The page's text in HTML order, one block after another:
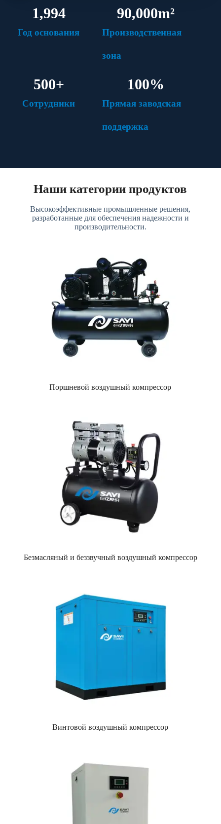
Год основания
1,994
Производственная
зона
90,000m²
Сотрудники
500+
Прямая заводская
поддержка
100%
Наши категории продуктов
Высокоэффективные промышленные решения,
разработанные для обеспечения надежности и
производительности.
Поршневой воздушный компрессор
Безмасляный и беззвучный воздушный компрессор
Винтовой воздушный компрессор